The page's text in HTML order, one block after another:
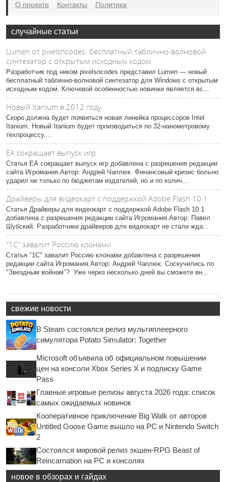
О проекте
Контакты Политика
случайные статьи
Lumen от pixelsncodes: бесплатный таблично-волновой
синтезатор с открытым исходным кодом
Разработчик под ником pixelsncodes представил Lumen — новый
бесплатный таблично-волновой синтезатор для Windows с открытым
исходным кодом. Ключевой особенностью новинки является вс...
Новый Itanium в 2012 году
Скоро должна будет появиться новая линейка процессоров Intel
Itanium. Новый Itanium будет производиться по 32-нанометровому
техпроцессу....
ЕА сокращает выпуск игр
Статья ЕА сокращает выпуск игр добавлена с разрешения редакции
сайта Игромания.Автор: Андрей Чаплюк. Финансовый кризис больно
ударил не только по бюджетам издателей, но и по колич...
Драйверы для видеокарт с поддержкой Adobe Flash 10.1
Статья Драйверы для видеокарт с поддержкой Adobe Flash 10.1
добавлена с разрешения редакции сайта Игромания.Автор: Павел
Шубский. Разработчики драйверов для видеокарт не стали жда...
"1С" завалит Россию клонами
Статья "1С" завалит Россию клонами добавлена с разрешения
редакции сайта Игромания.Автор: Андрей Чаплюк. Соскучились по
"Звездным войнам"? Уже через несколько дней вы сможете вн...
свежие новости
В Steam состоялся релиз мультиплеерного
симулятора Potato Simulator: Together
Microsoft объявила об официальном повышении
цен на консоли Xbox Series X и подписку Game
Pass
Главные игровые релизы августа 2026 года: список
самых ожидаемых новинок
Кооперативное приключение Big Walk от авторов
Untitled Goose Game вышло на PC и Nintendo Switch
2
Состоялся мировой релиз экшен-RPG Beast of
Reincarnation на PC и консолях
новое в обзорах и гайдах